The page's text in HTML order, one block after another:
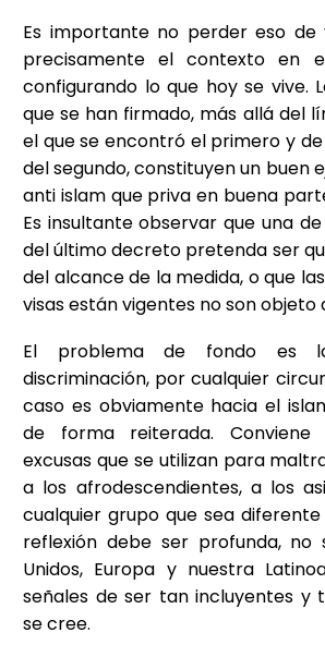
Es importante no perder eso de
precisamente el contexto en
configurando lo que hoy se vive.
que se han firmado, más allá del
el que se encontró el primero y
del segundo, constituyen un buen
anti islam que priva en buena
Es insultante observar que una de
del último decreto pretenda ser
del alcance de la medida, o que
visas están vigentes no son objeto
El problema de fondo es
discriminación, por cualquier
caso es obviamente hacia el
de forma reiterada.
excusas que se utilizan para
a los afrodescendientes, a los
cualquier grupo que sea
reflexión debe ser profunda, no
Unidos, Europa y nuestra
señales de ser tan incluyentes y
se cree.